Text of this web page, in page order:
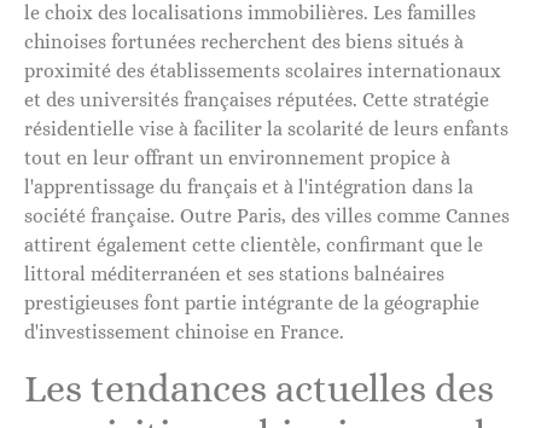
le choix des localisations immobilières. Les familles
chinoises fortunées recherchent des biens situés à
proximité des établissements scolaires internationaux
et des universités françaises réputées. Cette stratégie
résidentielle vise à faciliter la scolarité de leurs enfants
tout en leur offrant un environnement propice à
l'apprentissage du français et à l'intégration dans la
société française. Outre Paris, des villes comme Cannes
attirent également cette clientèle, confirmant que le
littoral méditerranéen et ses stations balnéaires
prestigieuses font partie intégrante de la géographie
d'investissement chinoise en France.
Les tendances actuelles des